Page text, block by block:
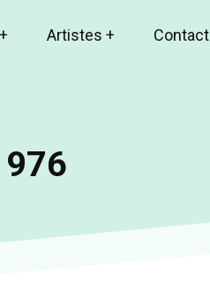
+ Artistes + Contact